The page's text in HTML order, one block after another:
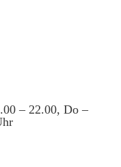
– 22.00, Do –